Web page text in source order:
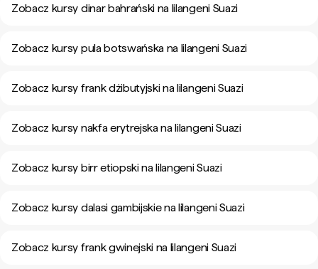
Zobacz kursy dinar bahrański na lilangeni Suazi
Zobacz kursy pula botswańska na lilangeni Suazi
Zobacz kursy frank dżibutyjski na lilangeni Suazi
Zobacz kursy nakfa erytrejska na lilangeni Suazi
Zobacz kursy birr etiopski na lilangeni Suazi
Zobacz kursy dalasi gambijskie na lilangeni Suazi
Zobacz kursy frank gwinejski na lilangeni Suazi